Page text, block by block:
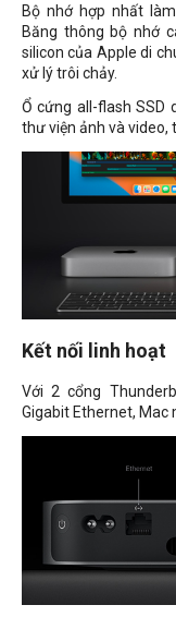
Bộ nhớ hợp nhất
Băng thông bộ nhớ
silicon của Apple di
xử lý trôi chảy.
Ổ cứng all-flash SSD
thư viện ảnh và video,
Kết nối linh hoạt
Với 2 cổng
Gigabit Ethernet, Mac